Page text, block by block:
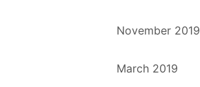
November 2019
March 2019